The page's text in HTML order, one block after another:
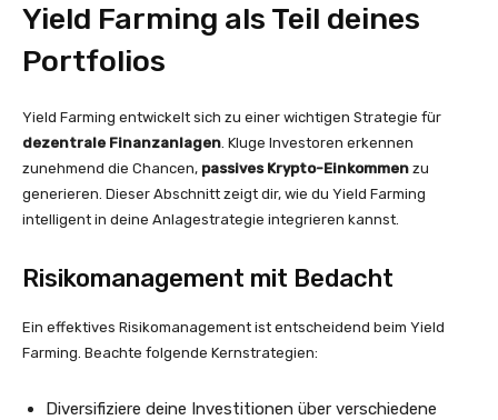
Yield Farming als Teil deines
Portfolios
Yield Farming entwickelt sich zu einer wichtigen Strategie für
dezentrale Finanzanlagen. Kluge Investoren erkennen
zunehmend die Chancen, passives Krypto-Einkommen zu
generieren. Dieser Abschnitt zeigt dir, wie du Yield Farming
intelligent in deine Anlagestrategie integrieren kannst.
Risikomanagement mit Bedacht
Ein effektives Risikomanagement ist entscheidend beim Yield
Farming. Beachte folgende Kernstrategien:
Diversifiziere deine Investitionen über verschiedene